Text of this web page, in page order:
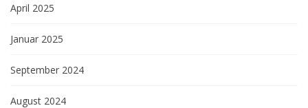
April 2025
Januar 2025
September 2024
August 2024